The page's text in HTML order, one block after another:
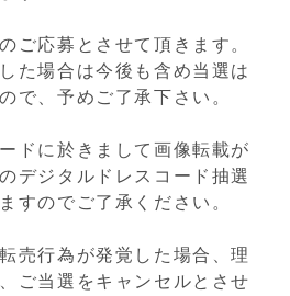
ご応募とさせて頂きます。
た場合は今後も含め当選は
で、予めご了承下さい。
ドに於きまして画像転載が
デジタルドレスコード抽選
すのでご了承ください。
売行為が発覚した場合、理
ご当選をキャンセルとさせ